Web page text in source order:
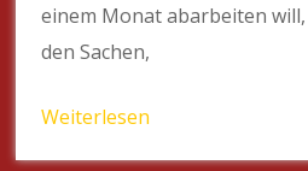
einem Monat abarbeiten
den Sachen,
Weiterlesen